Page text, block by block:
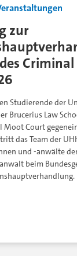
zur
Studierende der
Brucerius Law
Court
das Team der
und -anwälte
beim